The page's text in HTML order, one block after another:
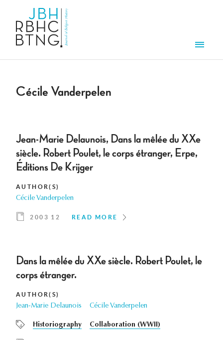
Cécile Vanderpelen
Jean-Marie Delaunois, Dans la mêlée du XXe
siècle. Robert Poulet, le corps étranger, Erpe,
Éditions De Krijger
AUTHOR(S)
Cécile Vanderpelen
2003 12 READ MORE
Dans la mêlée du XXe siècle. Robert Poulet, le
corps étranger.
AUTHOR(S)
Jean-Marie Delaunois Cécile Vanderpelen
Historiography Collaboration (WWII)